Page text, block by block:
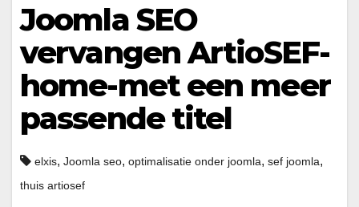
Joomla SEO
vervangen ArtioSEF-
home-met een meer
passende titel
elxis, Joomla seo, optimalisatie onder joomla, sef joomla,
thuis artiosef